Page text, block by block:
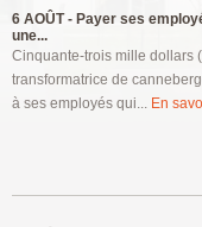
6 AOÛT - Payer ses
une...
Cinquante-trois mille dollars
transformatrice de
à ses employés qui... En